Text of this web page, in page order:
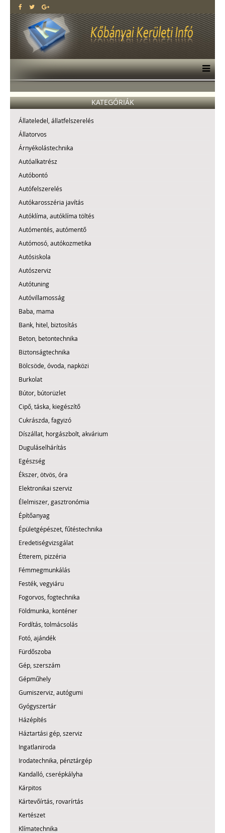
KATEGÓRIÁK
Állateledel, állatfelszerelés
Állatorvos
Árnyékolástechnika
Autóalkatrész
Autóbontó
Autófelszerelés
Autókarosszéria javítás
Autóklíma, autóklíma töltés
Autómentés, autómentő
Autómosó, autókozmetika
Autósiskola
Autószerviz
Autótuning
Autóvillamosság
Baba, mama
Bank, hitel, biztosítás
Beton, betontechnika
Biztonságtechnika
Bölcsöde, óvoda, napközi
Burkolat
Bútor, bútorüzlet
Cipő, táska, kiegészítő
Cukrászda, fagyizó
Díszállat, horgászbolt, akvárium
Duguláselhárítás
Egészség
Ékszer, ötvös, óra
Elektronikai szerviz
Élelmiszer, gasztronómia
Építőanyag
Épületgépészet, fűtéstechnika
Eredetiségvizsgálat
Étterem, pizzéria
Fémmegmunkálás
Festék, vegyiáru
Fogorvos, fogtechnika
Földmunka, konténer
Fordítás, tolmácsolás
Fotó, ajándék
Fürdőszoba
Gép, szerszám
Gépműhely
Gumiszerviz, autógumi
Gyógyszertár
Házépítés
Háztartási gép, szerviz
Ingatlaniroda
Irodatechnika, pénztárgép
Kandalló, cserépkályha
Kárpitos
Kártevőírtás, rovarírtás
Kertészet
Klímatechnika